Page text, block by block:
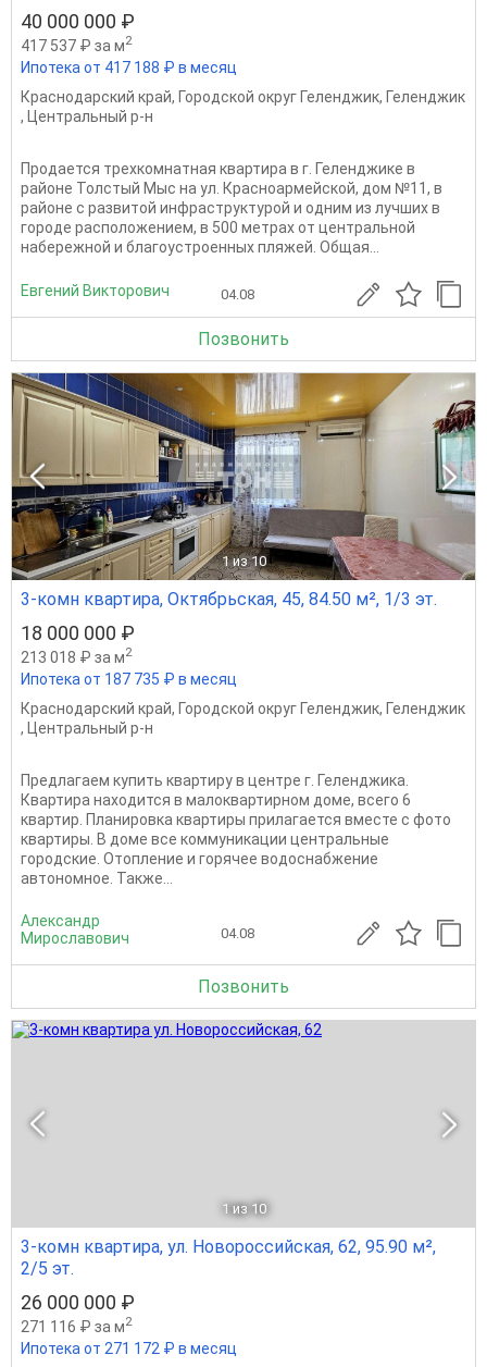
40 000 000 ₽
417 537 ₽ за м2
Ипотека от 417 188 ₽ в месяц
Краснодарский край, Городской округ Геленджик, Геленджик
,
Центральный р-н
Продается трехкомнатная квартира в г. Геленджике в
районе Толстый Мыс на ул. Красноармейской, дом №11, в
районе с развитой инфраструктурой и одним из лучших в
городе расположением, в 500 метрах от центральной
набережной и благоустроенных пляжей. Общая...
Евгений Викторович 04.08
Позвонить
1 из 10
3-комн квартира, Октябрьская, 45, 84.50 м², 1/3 эт.
18 000 000 ₽
213 018 ₽ за м2
Ипотека от 187 735 ₽ в месяц
Краснодарский край, Городской округ Геленджик, Геленджик
,
Центральный р-н
Предлагаем купить квартиру в центре г. Геленджика.
Квартира находится в малоквартирном доме, всего 6
квартир. Планировка квартиры прилагается вместе с фото
квартиры. В доме все коммуникации центральные
городские. Отопление и горячее водоснабжение
автономное. Также...
Александр
Мирославович
04.08
Позвонить
1 из 10
3-комн квартира, ул. Новороссийская, 62, 95.90 м²,
2/5 эт.
26 000 000 ₽
271 116 ₽ за м2
Ипотека от 271 172 ₽ в месяц